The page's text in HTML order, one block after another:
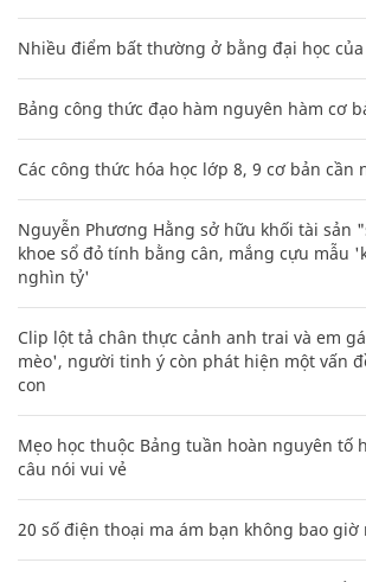
Nhiều điểm bất thường ở bằng đại học của
Bảng công thức đạo hàm nguyên hàm cơ
Các công thức hóa học lớp 8, 9 cơ bản cần
Nguyễn Phương Hằng sở hữu khối tài sản
khoe sổ đỏ tính bằng cân, mắng cựu mẫu
nghìn tỷ'
Clip lột tả chân thực cảnh anh trai và em
mèo', người tinh ý còn phát hiện một vấn
con
Mẹo học thuộc Bảng tuần hoàn nguyên tố
câu nói vui vẻ
20 số điện thoại ma ám bạn không bao giờ